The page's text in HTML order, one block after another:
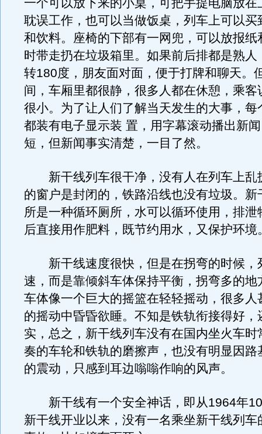
一个可以放下来的小桌，可把手提电脑放在
耽误工作，也可以当做饭桌，列车上可以买
和饮料。座椅的下部有一网兜，可以放报纸
时带走扔在垃圾箱里。如果前后排都是熟人
转180度，朋友面对面，便于打牌和聊天。
间，车厢里都很静，很多人都在休憩，乘客
很小。为了让人们了解当天发生的大事，每
都装有电子显示装 置，用字幕滚动播出新
短，但新闻事实清楚，一目了然。
新干线列车很干净，没有人在列车上乱
的窗户是封闭的，铁路沿线也没有垃圾。新
所是一种循环厕所，水可以循环使用，排泄
后直接用作肥料，既节约用水，又保护环境
新干线速度很快，但是在拐弯的时候，
速，而是靠倾斜车体保持平衡，拐弯多的地
车体像一个巨大的摇篮在轻轻摇动，很多人
的摇动中昏昏欲睡。不知是铁轨衔接得好，
实，总之，新干线列车没有在国内坐火车时
奏的车轮和铁轨的磨擦声，也没有明显因路
的震动，只感到耳边嗡嗡作响的风声。
新干线有一个安全神话，即从1964年
新干线开业以来，没有一名乘坐新干线列车